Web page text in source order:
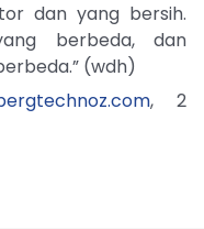
dan yang bersih.
berbeda, dan
(wdh)
, 2